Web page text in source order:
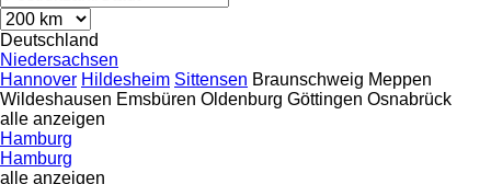
Deutschland
Niedersachsen
Hannover Hildesheim Sittensen Braunschweig Meppen
Wildeshausen Emsbüren Oldenburg Göttingen Osnabrück
alle anzeigen
Hamburg
Hamburg
alle anzeigen